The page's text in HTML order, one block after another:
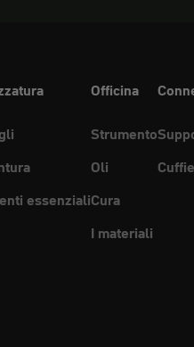
essenziali
Officina
Strumento
Oli
Cura
I materiali